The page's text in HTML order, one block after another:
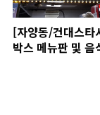
[자양동/건대스타
박스 메뉴판 및 음